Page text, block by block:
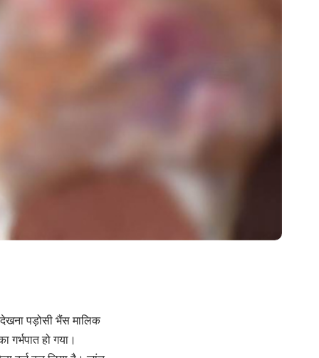
पड़ोसी भैंस मालिक
गर्भपात हो गया।